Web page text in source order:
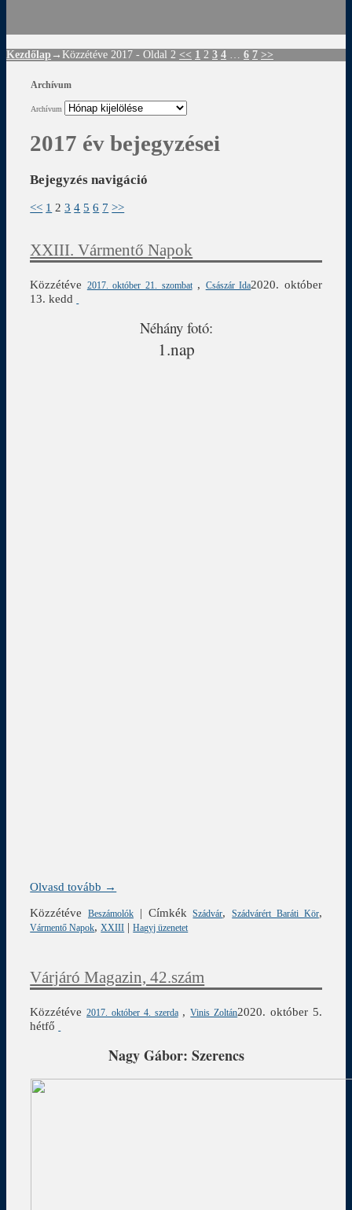
Kezdőlap →Közzétéve 2017 - Oldal 2 << 1 2 3 4 6 7 >>
Archívum
Archívum
2017 év bejegyzései
Bejegyzés navigáció
<< 1 2 3 4 5 6 7 >>
XXIII. Vármentő Napok
Közzétéve 2017. október 21. szombat , Császár Ida2020. október
13. kedd
Néhány fotó:
1.nap
Olvasd tovább →
Közzétéve
Beszámolók | Címkék Szádvár,Szádvárért Baráti Kör,
Vármentő Napok,XXIII |Hagyj üzenetet
Várjáró Magazin, 42.szám
Közzétéve2017. október 4. szerda ,Vinis Zoltán2020. október 5.
hétfő
Nagy Gábor: Szerencs